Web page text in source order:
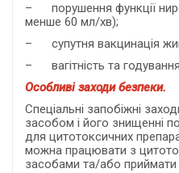
– порушення функції
менше 60 мл/хв);
– супутня вакцинація
– вагітність та
Особливі заходи безпеки.
Спеціальні запобіжні
засобом і його знищенні
для цитотоксичних
можна працювати з
засобами та/або